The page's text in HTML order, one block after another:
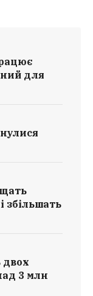
для
збільшать
двох
3 млн